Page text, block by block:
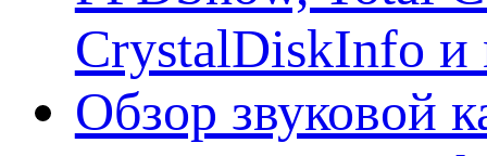
CrystalDiskInfo и
Обзор звуковой